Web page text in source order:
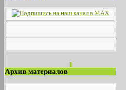
Архив материалов